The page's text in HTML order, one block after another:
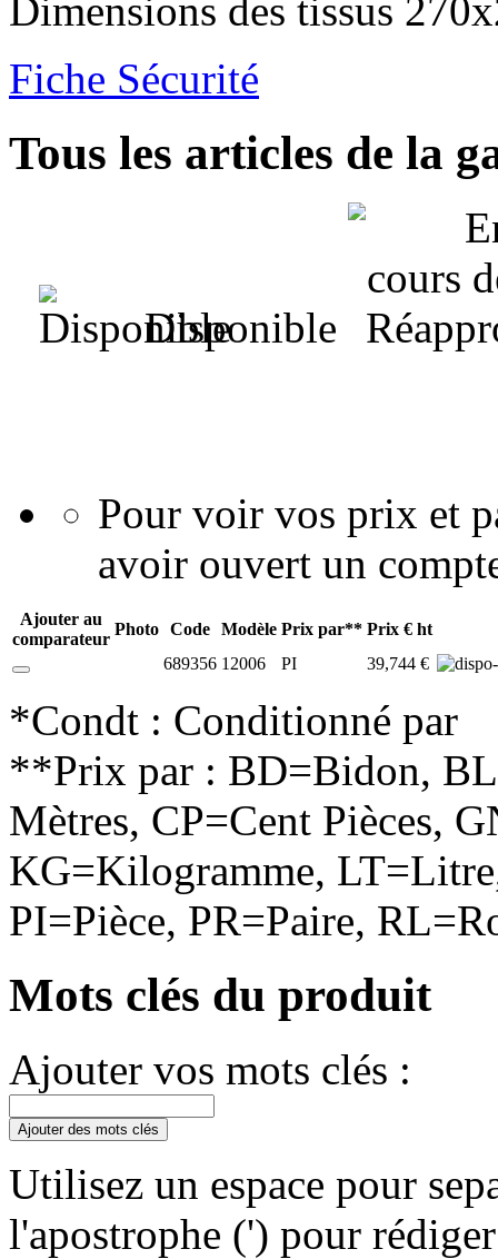
Dimensions des tissus
Fiche Sécurité
Tous les articles de la
Disponible
Pour voir vos prix et
avoir ouvert un
Ajouter au
comparateur
Photo Code Modèle Prix par** Prix € ht
689356 12006 PI 39,744 €
*Condt : Conditionné par
**Prix par : BD=Bidon,
Mètres, CP=Cent Pièces,
KG=Kilogramme,
PI=Pièce, PR=Paire,
Mots clés du produit
Ajouter vos mots clés :
Ajouter des mots clés
Utilisez un espace pour
l'apostrophe (') pour